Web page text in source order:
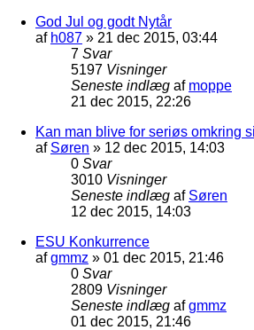
God Jul og godt Nytår
af h087 » 21 dec 2015, 03:44
7 Svar
5197 Visninger
Seneste indlæg af moppe
21 dec 2015, 22:26
Kan man blive for seriøs omkring
af Søren » 12 dec 2015, 14:03
0 Svar
3010 Visninger
Seneste indlæg af Søren
12 dec 2015, 14:03
ESU Konkurrence
afgmmz » 01 dec 2015, 21:46
0 Svar
2809 Visninger
Seneste indlæg afgmmz
01 dec 2015, 21:46